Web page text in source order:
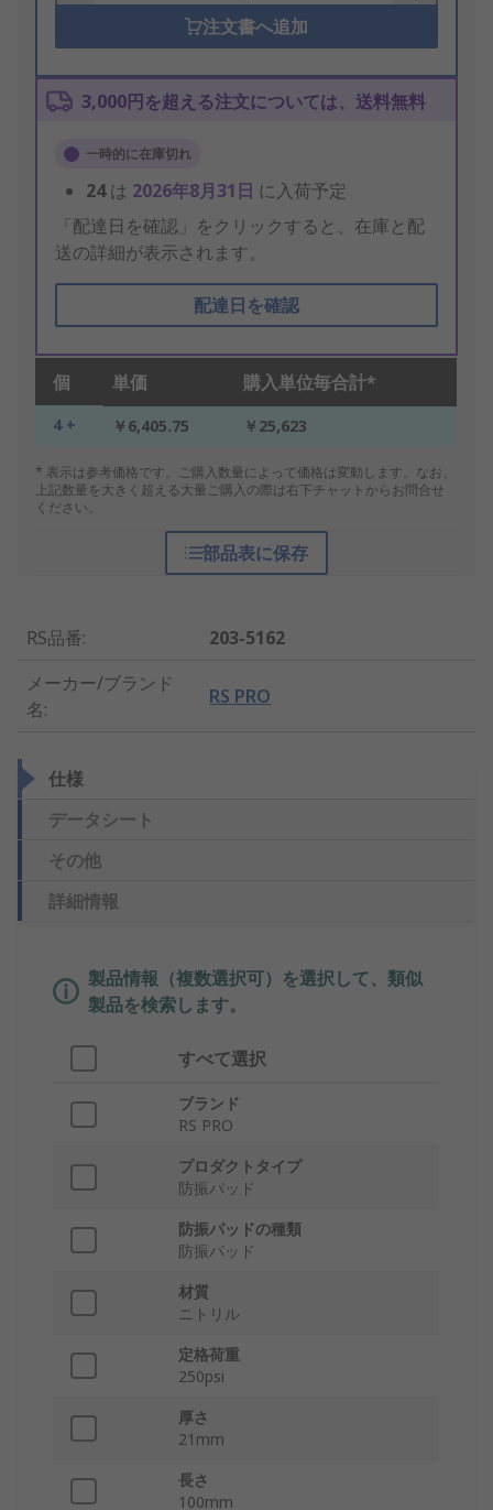
注文書へ追加
3,000円を超える注文については、送料無料
一時的に在庫切れ
24は 2026年8月31日 に入荷予定
「配達日を確認」をクリックすると、在庫と配
送の詳細が表示されます。
配達日を確認
個 単価 購入単位毎合計*
4 + ￥6,405.75 ￥25,623
* 表示は参考価格です。ご購入数量によって価格は変動します。なお、
上記数量を大きく超える大量ご購入の際は右下チャットからお問合せ
ください。
部品表に保存
RS品番:
203-5162
メーカー/ブランド
名:
RS PRO
仕様
データシート
その他
詳細情報
製品情報（複数選択可）を選択して、類似
製品を検索します。
すべて選択
ブランド
RS PRO
プロダクトタイプ
防振パッド
防振パッドの種類
防振パッド
材質
ニトリル
定格荷重
250psi
厚さ
21mm
長さ
100mm